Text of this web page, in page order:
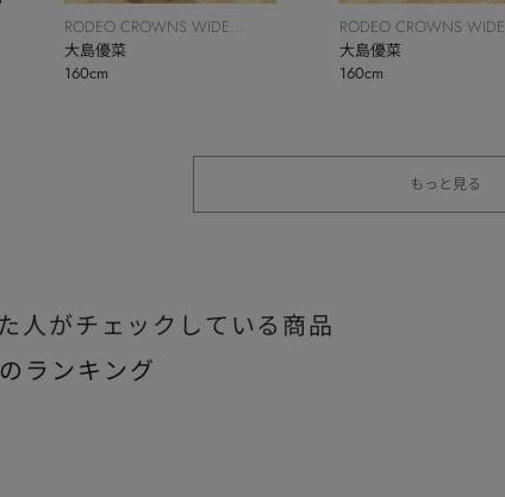
RODEO CROWNS WIDE
BOWL
大島優菜
160cm
RODEO CROWNS WIDE
BOWL
大島優菜
160cm
もっと見る
人がチェックしている商品
ランキング